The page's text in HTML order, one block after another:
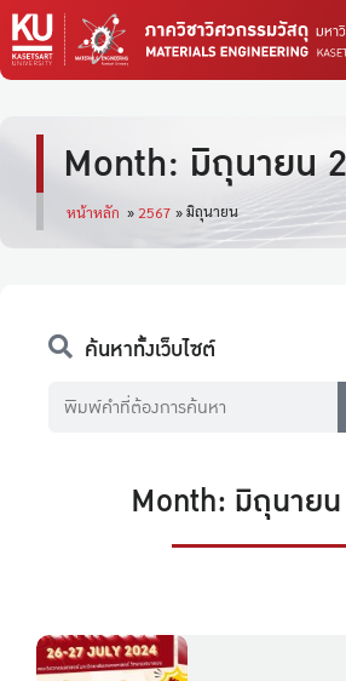
Month: มิถุนายน
หน้าหลัก » 2567 »มิถุนายน
Month: มิถุนาย
ค้นหาทั้งเว็บไซต์